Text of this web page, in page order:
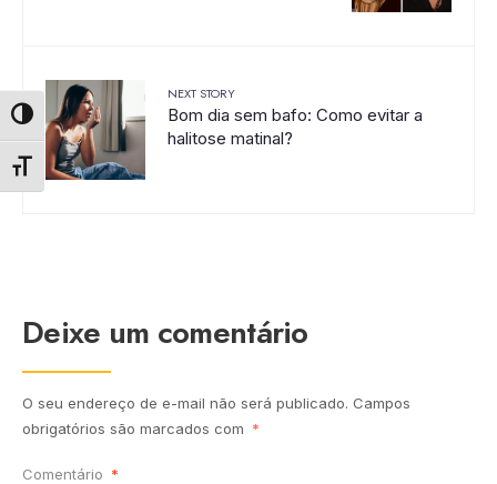
Alternar alto contraste
Alternar tamanho da fonte
NEXT STORY
Bom dia sem bafo: Como evitar a
halitose matinal?
Deixe um comentário
O seu endereço de e-mail não será publicado. Campos
obrigatórios são marcados com *
Comentário *